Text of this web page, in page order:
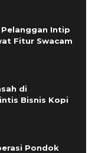
Pelanggan Intip
Fitur Swacam
di
Bisnis Kopi
Pondok